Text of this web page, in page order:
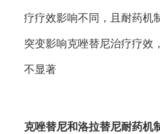
疗疗效影响不同，且耐药机
突变影响克唑替尼治疗疗效
不显著
克唑替尼和洛拉替尼耐药机